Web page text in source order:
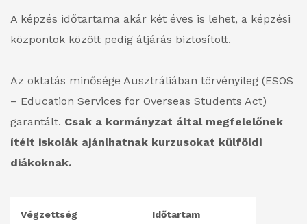
A képzés időtartama akár két éves is lehet, a képzési
központok között pedig átjárás biztosított.
Az oktatás minősége Ausztráliában törvényileg (ESOS
– Education Services for Overseas Students Act)
garantált. Csak a kormányzat által megfelelőnek
ítélt iskolák ajánlhatnak kurzusokat külföldi
diákoknak.
Végzettség Időtartam